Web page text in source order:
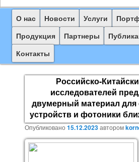
Главное
меню
Перейти
к
основному
содержимому
О нас Новости Услуги
Продукция
Партнеры
Контакты
Российско-
исследователей
двумерный материал для
устройств и фотоники
Опубликовано15.12.2023автором